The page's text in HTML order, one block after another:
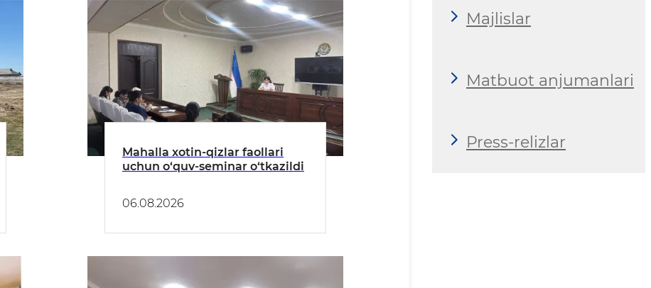
Mahalla xotin-qizlar faollari
uchun o‘quv-seminar o‘tkazildi
06.08.2026
Majlislar
Matbuot anjumanlari
Press-relizlar